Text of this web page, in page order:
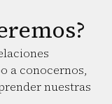
a conocernos,
nuestras